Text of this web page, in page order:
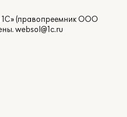
(правопреемник ООО
websol@1c.ru